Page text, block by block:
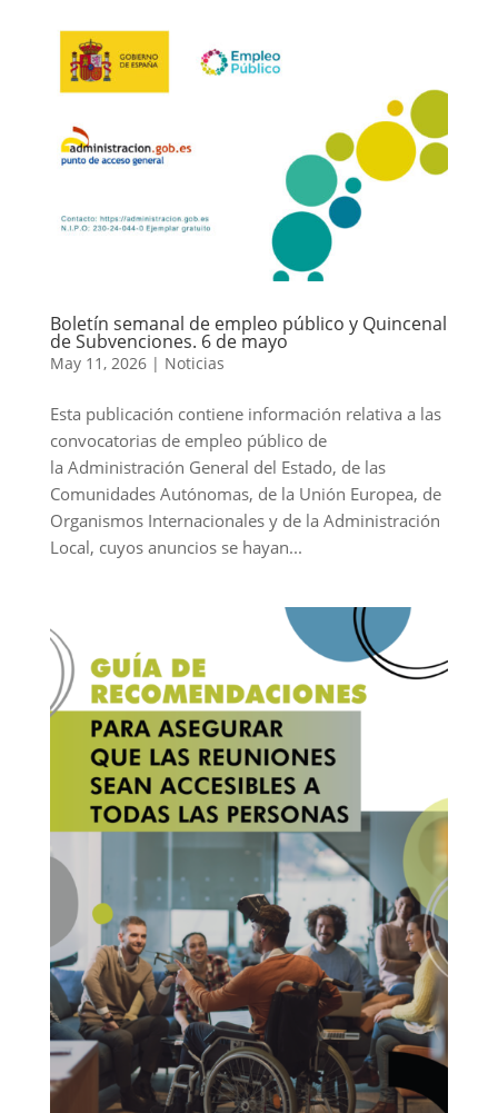
Boletín semanal de empleo público y Quincenal
de Subvenciones. 6 de mayo
May 11, 2026| Noticias
Esta publicación contiene información relativa a las
convocatorias de empleo público de
la Administración General del Estado, de las
Comunidades Autónomas, de la Unión Europea, de
Organismos Internacionales y de la Administración
Local, cuyos anuncios se hayan...